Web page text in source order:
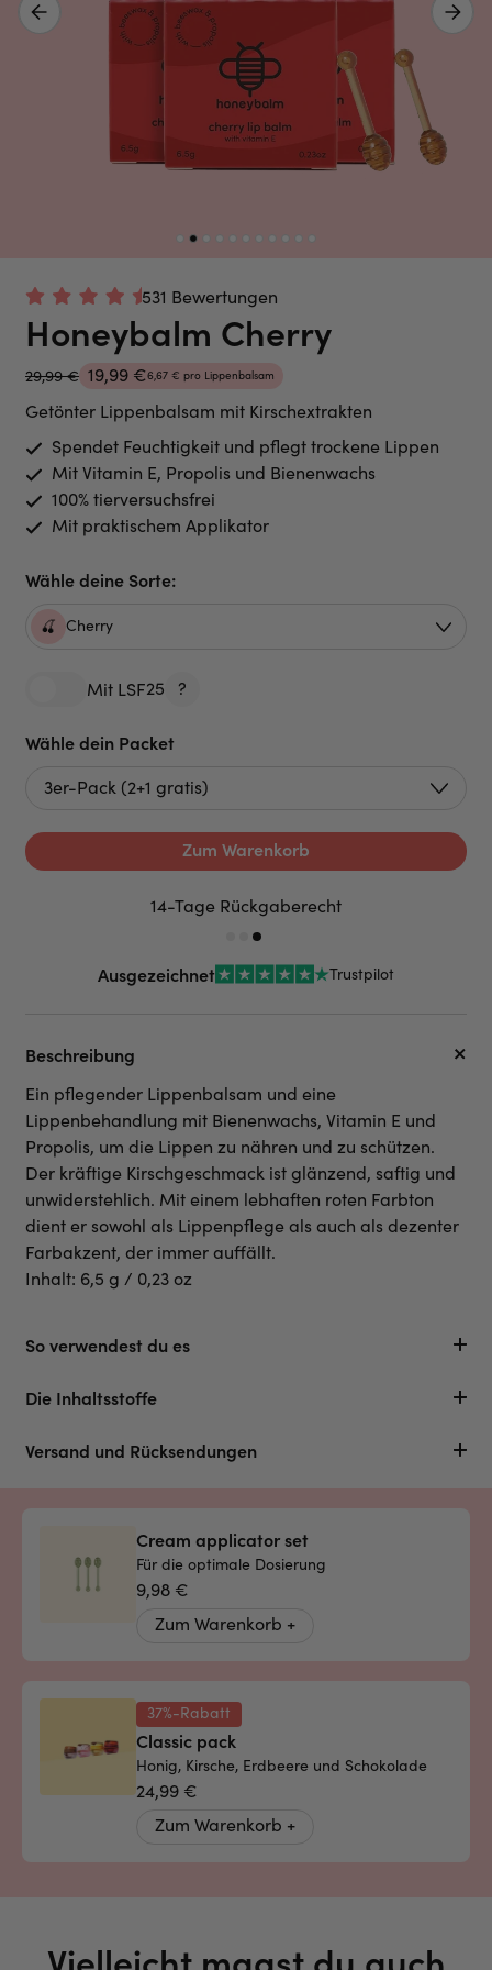
Nächstes
531 Bewertungen
Honeybalm Cherry
29,99 € 19,99 €6,67 € pro Lippenbalsam
Getönter Lippenbalsam mit Kirschextrakten
Spendet Feuchtigkeit und pflegt trockene Lippen
Mit Vitamin E, Propolis und Bienenwachs
100% tierversuchsfrei
Mit praktischem Applikator
Wähle deine Sorte:
🍒 Cherry
Mit LSF25 ?
Wähle dein Packet
Zum Warenkorb
Kostenloser Versand ab 28 € !
Ausgezeichnet Trustpilot
Beschreibung
Ein pflegender Lippenbalsam und eine
Lippenbehandlung mit Bienenwachs, Vitamin E und
Propolis, um die Lippen zu nähren und zu schützen.
Der kräftige Kirschgeschmack ist glänzend, saftig und
unwiderstehlich. Mit einem lebhaften roten Farbton
dient er sowohl als Lippenpflege als auch als dezenter
Farbakzent, der immer auffällt.
Inhalt: 6,5 g / 0,23 oz
So verwendest du es
Die Inhaltsstoffe
Versand und Rücksendungen
Cream applicator set
Für die optimale Dosierung
9,98 €
Zum Warenkorb +
37%-Rabatt
Classic pack
Honig, Kirsche, Erdbeere und Schokolade
24,99 €
Zum Warenkorb +